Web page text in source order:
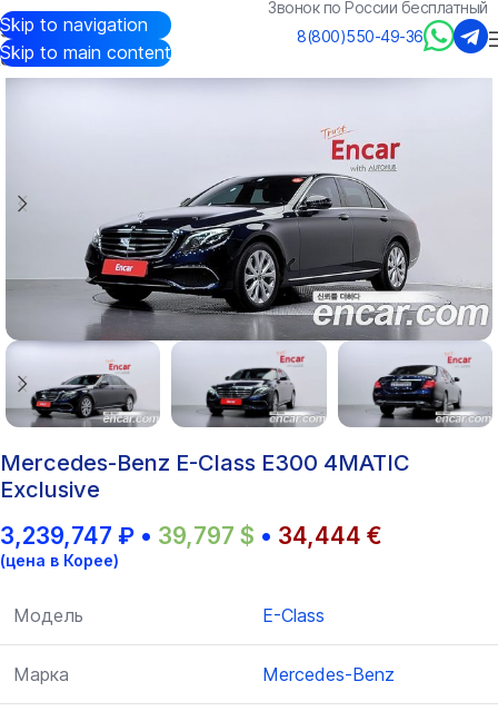
Skip to navigation
Skip to main content
Звонок по России бесплатный
8(800)550-49-36
Авто из Кореи/Каталог Mercedes-Benz/E-Class
Mercedes-Benz E-Class E300 4MATIC
Exclusive
3,239,747 ₽ • 39,797 $ • 34,444 €
(цена в Корее)
Модель E-Class
Марка Mercedes-Benz